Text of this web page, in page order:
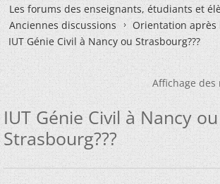
Les forums des enseignants, étudiants et
Anciennes discussions
Orientation après
IUT Génie Civil à Nancy ou Strasbourg???
Affichage
IUT Génie Civil à Nancy ou
Strasbourg???